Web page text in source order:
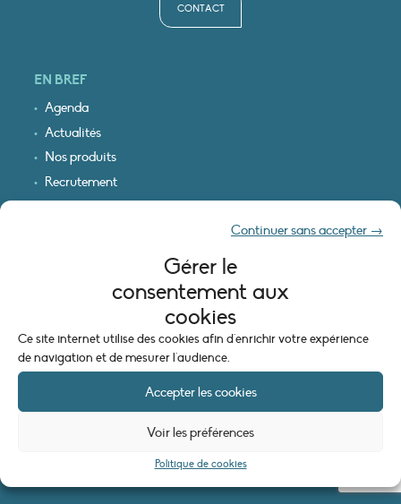
Gérer le
consentement aux
cookies
Ce site internet utilise des cookies afin d'enrichir votre expérience
de navigation et de mesurer l'audience.
Accepter les cookies
Continuer sans accepter →
Voir les préférences
Politique de cookies
CONTACT
EN BREF
Agenda
Actualités
Nos produits
Recrutement
INFORMATIONS LÉGALES
Mentions légales
Politique de cookies (UE)